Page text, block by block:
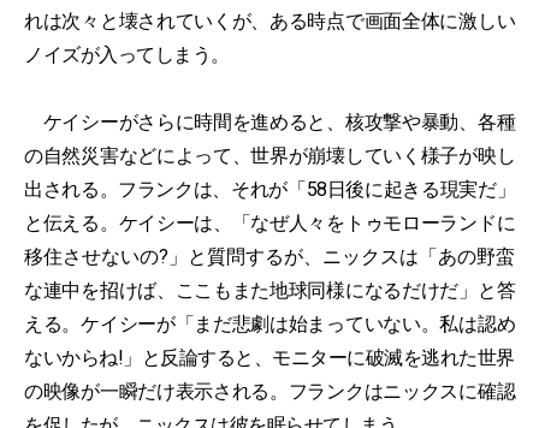
れは次々と壊されていくが、ある時点で画面全体に激しい
ノイズが入ってしまう。
ケイシーがさらに時間を進めると、核攻撃や暴動、各種
の自然災害などによって、世界が崩壊していく様子が映し
出される。フランクは、それが「58日後に起きる現実だ」
と伝える。ケイシーは、「なぜ人々をトゥモローランドに
移住させないの?」と質問するが、ニックスは「あの野蛮
な連中を招けば、ここもまた地球同様になるだけだ」と答
える。ケイシーが「まだ悲劇は始まっていない。私は認め
ないからね!」と反論すると、モニターに破滅を逃れた世界
の映像が一瞬だけ表示される。フランクはニックスに確認